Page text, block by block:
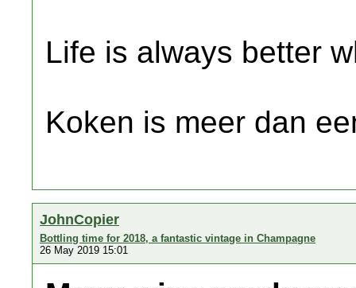
Life is always better
Koken is meer dan
JohnCopier
Bottling time for 2018, a fantastic vintage in Champagne
26 May 2019 15:01